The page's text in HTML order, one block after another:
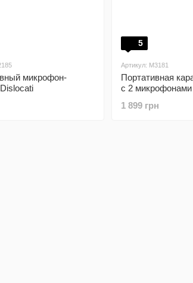
микрофон-
5
Артикул: M3181
Портативная
с 2 микрофонами
1 899 грн